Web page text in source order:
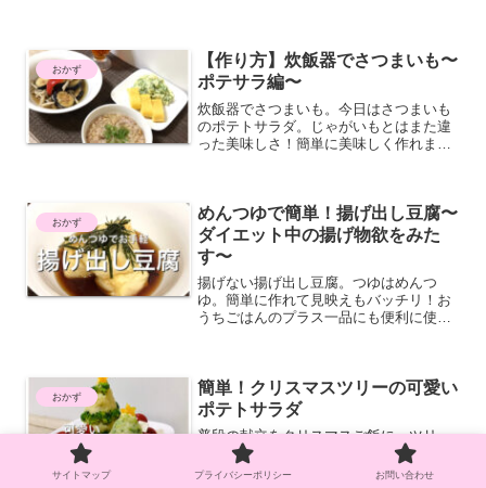
おかず
【作り方】炊飯器でさつまいも〜
ポテサラ編〜
炊飯器でさつまいも。今日はさつまいも
のポテトサラダ。じゃがいもとはまた違
った美味しさ！簡単に美味しく作れま
おかず
めんつゆで簡単！揚げ出し豆腐〜
ダイエット中の揚げ物欲をみた
す〜
揚げない揚げ出し豆腐。つゆはめんつ
ゆ。簡単に作れて見映えもバッチリ！お
うちごはんのプラス一品にも便利に使え
おかず
簡単！クリスマスツリーの可愛い
ポテトサラダ
普段の献立をクリスマスご飯に。ツリー
のポテトサラダをまとめて2色。ミニサイ
ズでも可愛いし、大きく作って取り分け
サイトマップ プライバシーポリシー お問い合わせ